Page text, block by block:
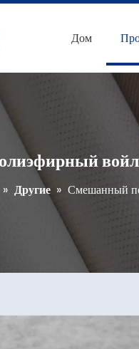
Дом
» Другие » Смешанный